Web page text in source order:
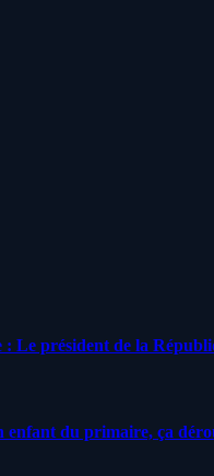
président de la
enfant du primaire, ça